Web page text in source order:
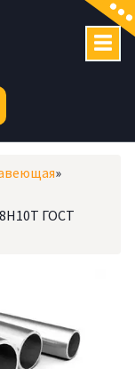
»
ГОСТ